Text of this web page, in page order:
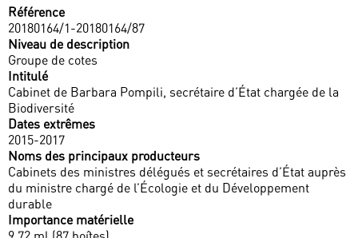
Référence
20180164/1-20180164/87
Niveau de description
Groupe de cotes
Intitulé
Cabinet de Barbara Pompili, secrétaire d’État chargée de la
Biodiversité
Dates extrêmes
2015-2017
Noms des principaux producteurs
Cabinets des ministres délégués et secrétaires d’État auprès
du ministre chargé de l’Écologie et du Développement
durable
Importance matérielle